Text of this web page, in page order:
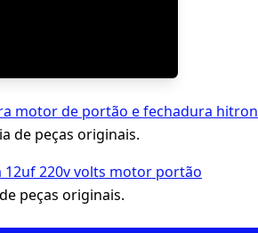
motor de portão e fechadura hitron
de peças originais.
220v volts motor portão
peças originais.